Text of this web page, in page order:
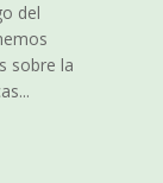
del
sobre la